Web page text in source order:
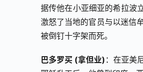
据传他在小亚细亚的希拉波
激怒了当地的官员与以迷信
被倒钉十字架而死。
巴多罗买 (拿但业) ：在亚美